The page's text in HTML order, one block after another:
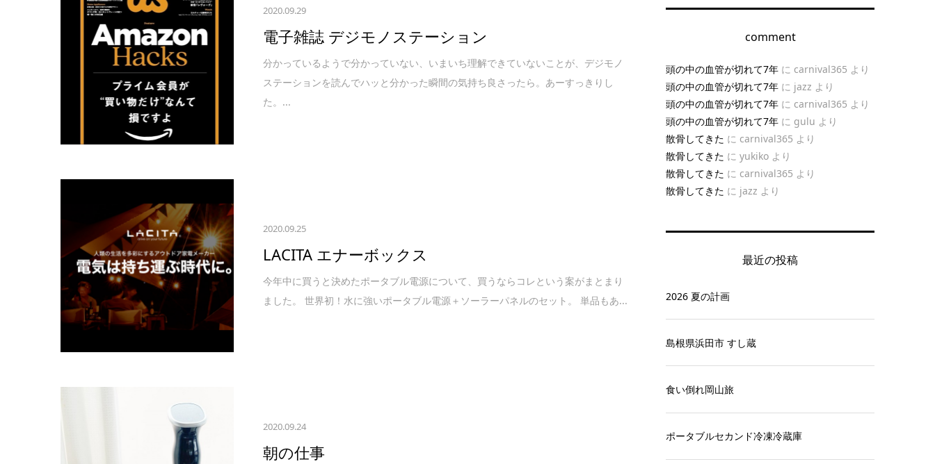
2020.09.29
電子雑誌 デジモノステーション
分かっているようで分かっていない、いまいち理解できていないことが、デジモノ
ステーションを読んでハッと分かった瞬間の気持ち良さったら。あーすっきりし
た。...
2020.09.25
LACITA エナーボックス
今年中に買うと決めたポータブル電源について、買うならコレという案がまとまり
ました。 世界初！水に強いポータブル電源＋ソーラーパネルのセット。 単品もあ...
2020.09.24
朝の仕事
comment
頭の中の血管が切れて7年 に carnival365 より
頭の中の血管が切れて7年 に jazz より
頭の中の血管が切れて7年 に carnival365 より
頭の中の血管が切れて7年 に gulu より
散骨してきた に carnival365 より
散骨してきた に yukiko より
散骨してきた に carnival365 より
散骨してきた に jazz より
最近の投稿
2026 夏の計画
島根県浜田市 すし蔵
食い倒れ岡山旅
ポータブルセカンド冷凍冷蔵庫